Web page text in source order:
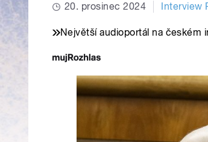
20. prosinec 2024 Interview
Největší audioportál na českém